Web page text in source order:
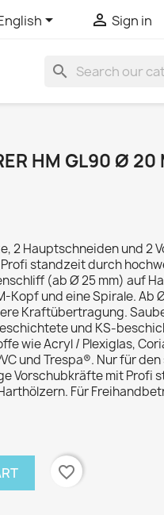
  Sign in
search
HM GL90 Ø 20
2 Hauptschneiden und 2
standzeit durch
(ab Ø 25 mm) auf
Kopf und eine Spirale. Ab
Kraftübertragung.
und KS-
wie Acryl / Plexiglas,
und Trespa®. Nur für
Vorschubkräfte mit Profi
Für
favorite_border